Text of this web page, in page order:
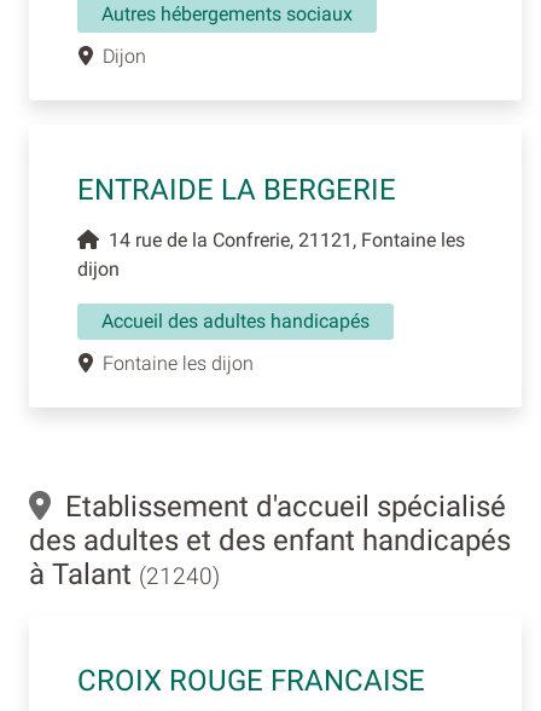
Autres hébergements sociaux
Dijon
ENTRAIDE LA BERGERIE
14 rue de la Confrerie, 21121, Fontaine les
dijon
Accueil des adultes handicapés
Fontaine les dijon
Etablissement d'accueil spécialisé
des adultes et des enfant handicapés
à Talant (21240)
CROIX ROUGE FRANCAISE